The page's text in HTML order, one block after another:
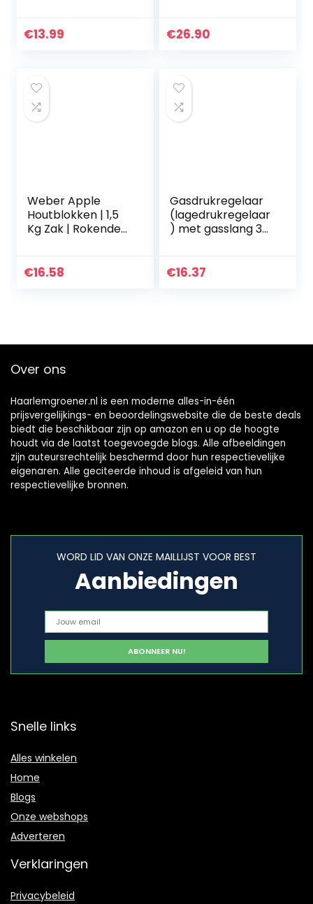
kap, grill, afdekzeil,
€13.99
ovens, kebab grills
€26.90
Weber Apple
Houtblokken | 1,5
Kg Zak | Rokende
Smoker Brandstof
€16.58
Gasdrukregelaar
(lagedrukregelaar
) met gasslang 30
€16.37
Over ons
Haarlemgroener.nl is een moderne alles-in-één
prijsvergelijkings- en beoordelingswebsite die de beste deals
biedt die beschikbaar zijn op amazon en u op de hoogte
houdt via de laatst toegevoegde blogs. Alle afbeeldingen
zijn auteursrechtelijk beschermd door hun respectievelijke
eigenaren. Alle geciteerde inhoud is afgeleid van hun
respectievelijke bronnen.
WORD LID VAN ONZE MAILLIJST VOOR BEST
Aanbiedingen
Snelle links
Alles winkelen
Home
Blogs
Onze webshops
Adverteren
Verklaringen
Privacybeleid